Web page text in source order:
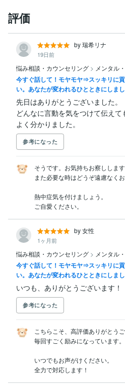
評価
by 瑞希リナ
19日前
悩み相談・カウンセリング > メンタル
今すぐ話して！モヤモヤ⇒スッキリに
い。あなたが変われるひとときにしまし
先日はありがとうございました。
どんなに言動を気をつけて伝え
よく分かりました。
参考になった
そうです。お気持ちお察しします
また必要な時はどうぞ遠慮なく
熱中症気を付けましょう。
ご自愛ください。
by 女性
1ヶ月前
悩み相談・カウンセリング > メンタル
今すぐ話して！モヤモヤ⇒スッキリに
い。あなたが変われるひとときにしまし
いつも、ありがとうございます！
参考になった
こちらこそ、高評価ありがとうご
毎回すごく励みになっています。
いつでもお声がけください。
全力で対応します！